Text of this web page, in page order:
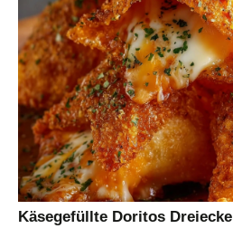
Käsegefüllte Doritos Dreiecke